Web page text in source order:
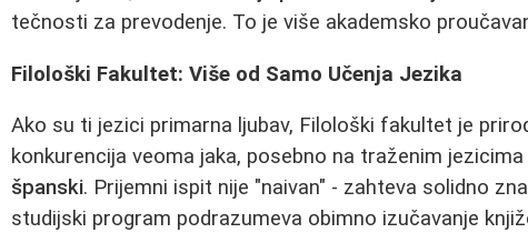
tečnosti za prevodenje. To je više akademsko
Filološki Fakultet: Više od Samo Učenja Jezika
Ako su ti jezici primarna ljubav, Filološki fakultet je
konkurencija veoma jaka, posebno na traženim
španski. Prijemni ispit nije "naivan" - zahteva solidno
studijski program podrazumeva obimno izučavanje